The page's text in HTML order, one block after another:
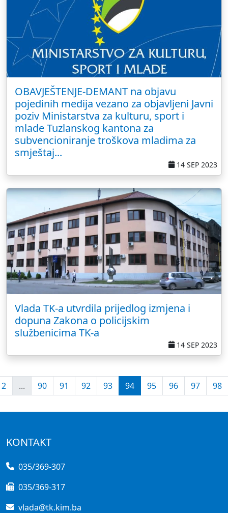
OBAVJEŠTENJE-DEMANT na objavu
pojedinih medija vezano za objavljeni Javni
poziv Ministarstva za kulturu, sport i
mlade Tuzlanskog kantona za
subvencioniranje troškova mladima za
smještaj...
14 SEP 2023
Vlada TK-a utvrdila prijedlog izmjena i
dopuna Zakona o policijskim
službenicima TK-a
14 SEP 2023
2 ... 90 91 92 93 94 95 96 97 98
KONTAKT
035/369-307
035/369-317
vlada@tk.kim.ba